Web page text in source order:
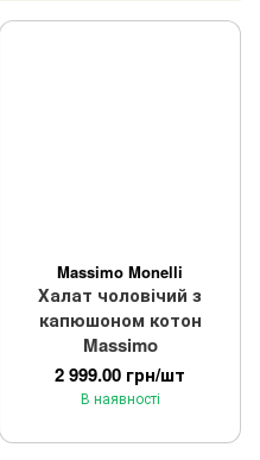
Massimo Monelli
Халат чоловічий з
капюшоном котон
Massimo
2 999.00 грн/шт
В наявності